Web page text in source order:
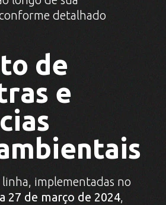
detalhado
de
e
linha, implementadas no
27 de março de 2024,